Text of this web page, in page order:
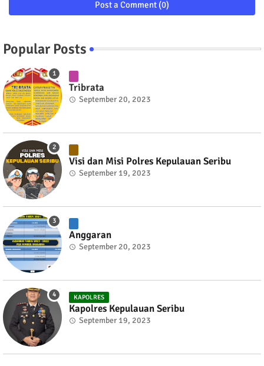
Post a Comment (0)
Popular Posts
Tribrata
September 20, 2023
Visi dan Misi Polres Kepulauan Seribu
September 19, 2023
Anggaran
September 20, 2023
KAPOLRES
Kapolres Kepulauan Seribu
September 19, 2023